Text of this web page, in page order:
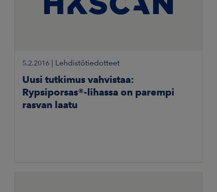
5.2.2016 Lehdistötiedotteet
Uusi tutkimus vahvistaa:
Rypsiporsas®-lihassa on parempi
rasvan laatu